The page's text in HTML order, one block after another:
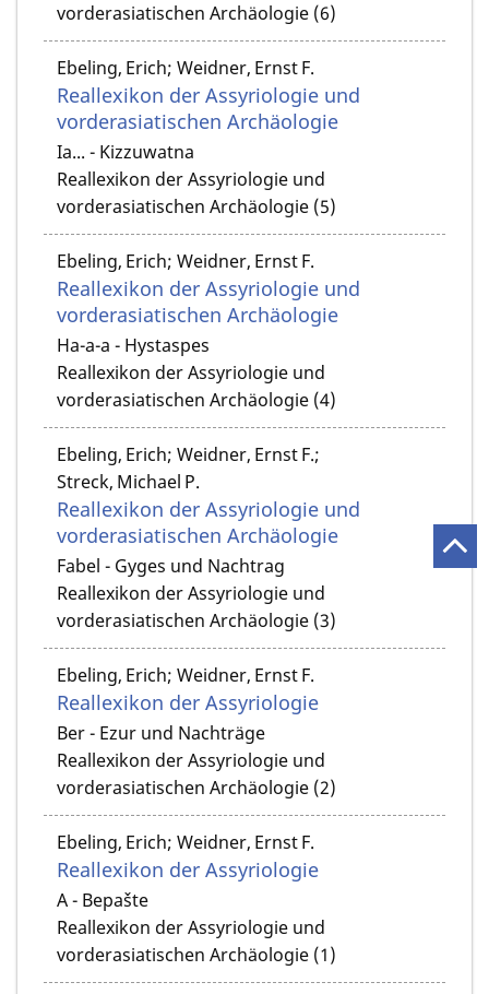
vorderasiatischen Archäologie (6)
Ebeling, Erich; Weidner, Ernst F.
Reallexikon der Assyriologie und
vorderasiatischen Archäologie
Ia... - Kizzuwatna
Reallexikon der Assyriologie und
vorderasiatischen Archäologie (5)
Ebeling, Erich; Weidner, Ernst F.
Reallexikon der Assyriologie und
vorderasiatischen Archäologie
Ha-a-a - Hystaspes
Reallexikon der Assyriologie und
vorderasiatischen Archäologie (4)
Ebeling, Erich; Weidner, Ernst F.;
Streck, Michael P.
Reallexikon der Assyriologie und
vorderasiatischen Archäologie
Fabel - Gyges und Nachtrag
Reallexikon der Assyriologie und
vorderasiatischen Archäologie (3)
Ebeling, Erich; Weidner, Ernst F.
Reallexikon der Assyriologie
Ber - Ezur und Nachträge
Reallexikon der Assyriologie und
vorderasiatischen Archäologie (2)
Ebeling, Erich; Weidner, Ernst F.
Reallexikon der Assyriologie
A - Bepašte
Reallexikon der Assyriologie und
vorderasiatischen Archäologie (1)